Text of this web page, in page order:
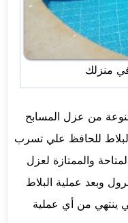
منزلك
من عزل المسابح
للحافظ علي تسرب
والممتازة لعزل
وبعد عملية البلاط
ينتهي من أي عملية